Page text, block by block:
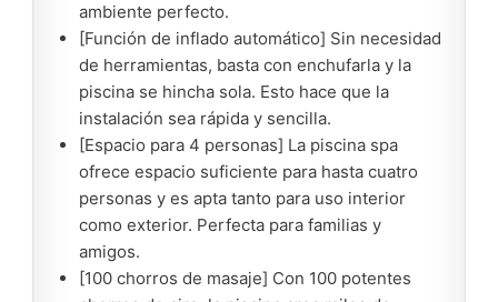
ambiente perfecto.
[Función de inflado automático] Sin necesidad
de herramientas, basta con enchufarla y la
piscina se hincha sola. Esto hace que la
instalación sea rápida y sencilla.
[Espacio para 4 personas] La piscina spa
ofrece espacio suficiente para hasta cuatro
personas y es apta tanto para uso interior
como exterior. Perfecta para familias y
amigos.
[100 chorros de masaje] Con 100 potentes